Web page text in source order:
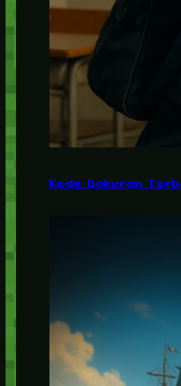
Kode Gakuran